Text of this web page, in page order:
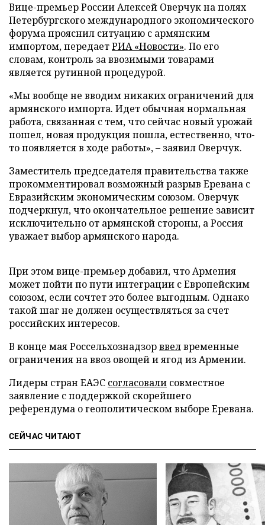
Вице-премьер России Алексей Оверчук на полях
Петербургского международного экономического
форума прояснил ситуацию с армянским
импортом, передаетРИА «Новости». По его
словам, контроль за ввозимыми товарами
является рутинной процедурой.
«Мы вообще не вводим никаких ограничений для
армянского импорта. Идет обычная нормальная
работа, связанная с тем, что сейчас новый урожай
пошел, новая продукция пошла, естественно, что-
то появляется в ходе работы», – заявил Оверчук.
Заместитель председателя правительства также
прокомментировал возможный разрыв Еревана с
Евразийским экономическим союзом. Оверчук
подчеркнул, что окончательное решение зависит
исключительно от армянской стороны, а Россия
уважает выбор армянского народа.
При этом вице-премьер добавил, что Армения
может пойти по пути интеграции с Европейским
союзом, если сочтет это более выгодным. Однако
такой шаг не должен осуществляться за счет
российских интересов.
В конце мая Россельхознадзорввелвременные
ограничения на ввоз овощей и ягод из Армении.
Лидеры стран ЕАЭС согласовали совместное
заявление с поддержкой скорейшего
референдума о геополитическом выборе Еревана.
СЕЙЧАС ЧИТАЮТ